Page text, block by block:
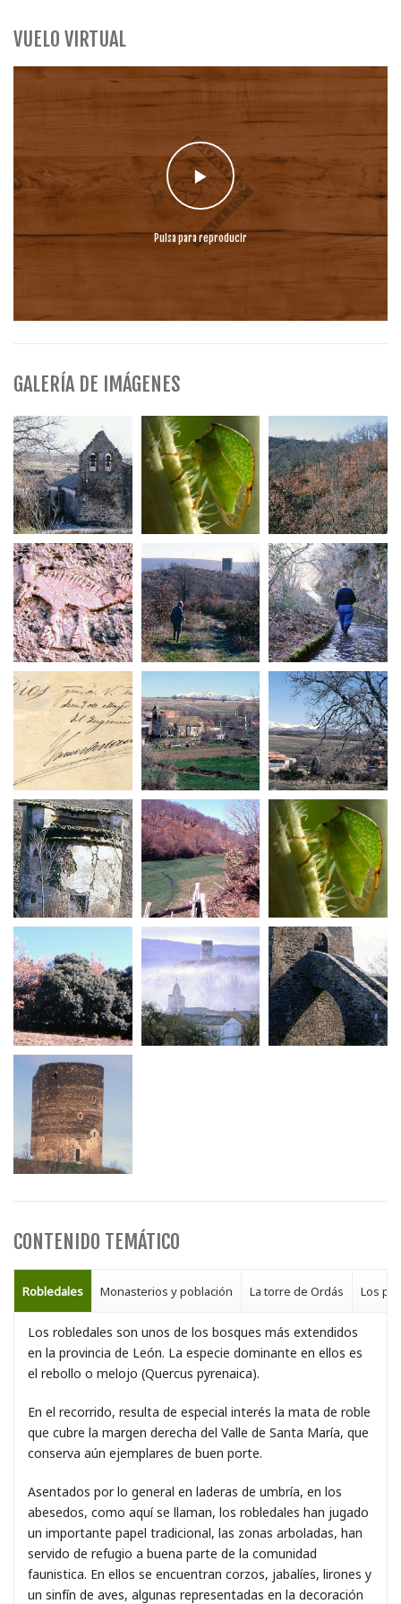
VUELO VIRTUAL
Pulsa para reproducir
GALERÍA DE IMÁGENES
CONTENIDO TEMÁTICO
Robledales Monasterios y población La torre de Ordás Los
Los robledales son unos de los bosques más extendidos
en la provincia de León. La especie dominante en ellos es
el rebollo o melojo (Quercus pyrenaica).
En el recorrido, resulta de especial interés la mata de roble
que cubre la margen derecha del Valle de Santa María, que
conserva aún ejemplares de buen porte.
Asentados por lo general en laderas de umbría, en los
abesedos, como aquí se llaman, los robledales han jugado
un importante papel tradicional, las zonas arboladas, han
servido de refugio a buena parte de la comunidad
faunistica. En ellos se encuentran corzos, jabalíes, lirones y
un sinfín de aves, algunas representadas en la decoración